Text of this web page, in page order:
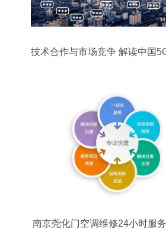
技术合作与市场竞争 解读中国
南京尧化门空调维修24小时服